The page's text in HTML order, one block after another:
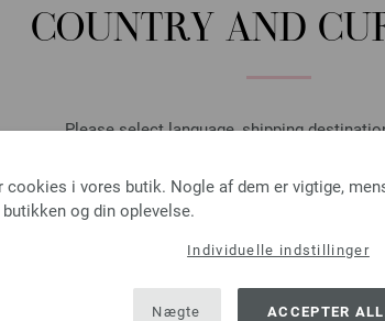
COUNTRY AND
Please select language, shipping
SHIPPING TO
cookies i vores butik. Nogle af dem er vigtige,
og din oplevelse.
Individuelle indstillinger
Nægte ACCEPTER
LANA
tykkelse
53,91 dkr
MÆNGDE